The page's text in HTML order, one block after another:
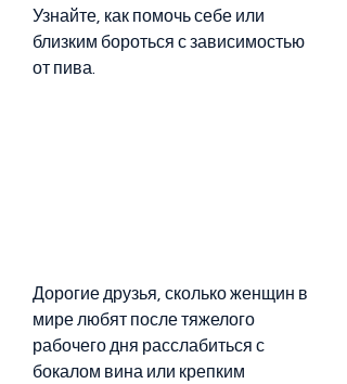
Узнайте, как помочь себе или
близким бороться с зависимостью
от пива.
Дорогие друзья, сколько женщин в
мире любят после тяжелого
рабочего дня расслабиться с
бокалом вина или крепким